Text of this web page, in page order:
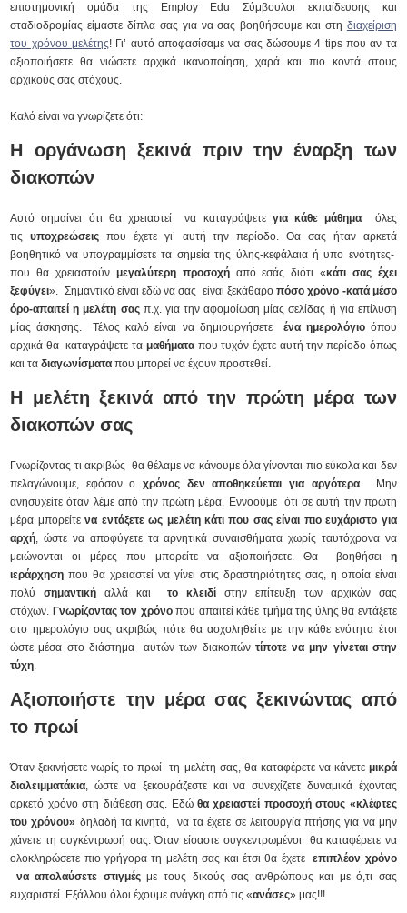
επιστημονική ομάδα της Employ Edu Σύμβουλοι εκπαίδευσης και
σταδιοδρομίας είμαστε δίπλα σας για να σας βοηθήσουμε και στη διαχείριση
του χρόνου μελέτης! Γι’ αυτό αποφασίσαμε να σας δώσουμε 4 tips που αν τα
αξιοποιήσετε θα νιώσετε αρχικά ικανοποίηση, χαρά και πιο κοντά στους
αρχικούς σας στόχους.
Καλό είναι να γνωρίζετε ότι:
Η οργάνωση ξεκινά πριν την έναρξη των
διακοπών
Αυτό σημαίνει ότι θα χρειαστεί να καταγράψετε για κάθε μάθημα όλες
τιςυποχρεώσεις που έχετε γι’ αυτή την περίοδο. Θα σας ήταν αρκετά
βοηθητικό να υπογραμμίσετε τα σημεία της ύλης-κεφάλαια ή υπο ενότητες-
που θα χρειαστούν μεγαλύτερη προσοχήαπό εσάς διότι «κάτι σας έχει
ξεφύγει». Σημαντικό είναι εδώ να σας είναι ξεκάθαροπόσο χρόνο -κατά μέσο
όρο-απαιτεί η μελέτη σαςπ.χ. για την αφομοίωση μίας σελίδας ή για επίλυση
μίας άσκησης. Τέλος καλό είναι να δημιουργήσετε ένα ημερολόγιοόπου
αρχικά θα καταγράψετε τα μαθήματα που τυχόν έχετε αυτή την περίοδο όπως
και ταδιαγωνίσματα που μπορεί να έχουν προστεθεί.
Η μελέτη ξεκινά από την πρώτη μέρα των
διακοπών σας
Γνωρίζοντας τι ακριβώς θα θέλαμε να κάνουμε όλα γίνονται πιο εύκολα και δεν
πελαγώνουμε, εφόσον οχρόνος δεν αποθηκεύεται για αργότερα. Μην
ανησυχείτε όταν λέμε από την πρώτη μέρα. Εννοούμε ότι σε αυτή την πρώτη
μέρα μπορείτενα εντάξετε ως μελέτη κάτι που σας είναι πιο ευχάριστο για
αρχή, ώστε να αποφύγετε τα αρνητικά συναισθήματα χωρίς ταυτόχρονα να
μειώνονται οι μέρες που μπορείτε να αξιοποιήσετε. Θα βοηθήσει η
ιεράρχηση που θα χρειαστεί να γίνει στις δραστηριότητες σας, η οποία είναι
πολύσημαντική αλλά καιτο κλειδί στην επίτευξη των αρχικών σας
στόχων. Γνωρίζοντας τον χρόνοπου απαιτεί κάθε τμήμα της ύλης θα εντάξετε
στο ημερολόγιο σας ακριβώς πότε θα ασχοληθείτε με την κάθε ενότητα έτσι
ώστε μέσα στο διάστημα αυτών των διακοπών τίποτε να μην γίνεται στην
τύχη.
Αξιοποιήστε την μέρα σας ξεκινώντας από
το πρωί
Όταν ξεκινήσετε νωρίς το πρωί τη μελέτη σας, θα καταφέρετε να κάνετε μικρά
διαλειμματάκια, ώστε να ξεκουράζεστε και να συνεχίζετε δυναμικά έχοντας
αρκετό χρόνο στη διάθεση σας. Εδώ θα χρειαστεί προσοχή στους «κλέφτες
του χρόνου» δηλαδή τα κινητά, να τα έχετε σε λειτουργία πτήσης για να μην
χάνετε τη συγκέντρωσή σας. Όταν είσαστε συγκεντρωμένοι θα καταφέρετε να
ολοκληρώσετε πιο γρήγορα τη μελέτη σας και έτσι θα έχετεεπιπλέον χρόνο
να απολαύσετε στιγμέςμε τους δικούς σας ανθρώπους και με ό,τι σας
ευχαριστεί. Εξάλλου όλοι έχουμε ανάγκη από τις «ανάσες» μας!!!